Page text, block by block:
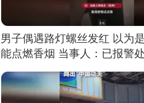
男子偶遇路灯螺丝发红 以为
能点燃香烟 当事人：已报警